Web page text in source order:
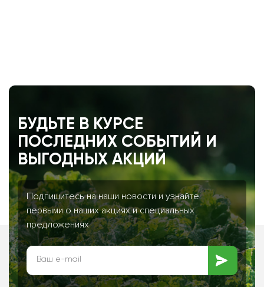
БУДЬТЕ В КУРСЕ
ПОСЛЕДНИХ СОБЫТИЙ И
ВЫГОДНЫХ АКЦИЙ
Подпишитесь на наши новости и узнайте
первыми о наших акциях и специальных
предложениях